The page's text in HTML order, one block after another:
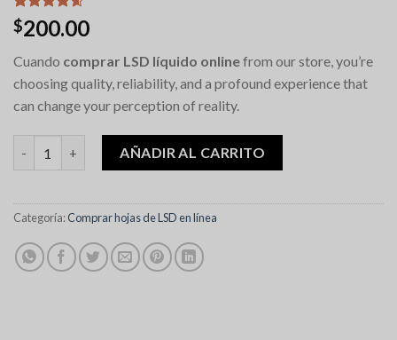
Valorado
con4.56
base a
9
valoraciones
de clientes
$200.00
Cuando comprar LSD líquido onlinefrom our store, you’re
choosing quality, reliability, and a profound experience that
can change your perception of reality.
Liquid LSD cantidadAÑADIR AL CARRITO
Categoría:Comprar hojas de LSD en línea